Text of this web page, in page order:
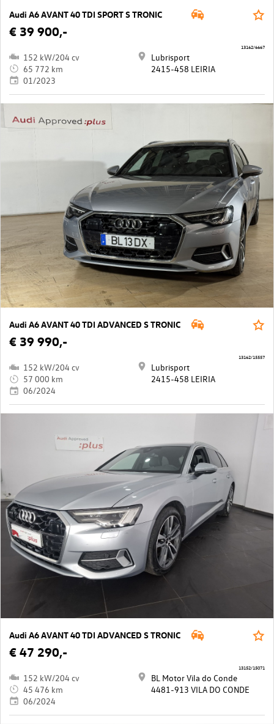
Audi A6 AVANT 40 TDI SPORT S TRONIC
€ 39 900,-
152 kW/204 cv
65 772 km
01/2023
Lubrisport
2415-458 LEIRIA
13162/6667
Audi A6 AVANT 40 TDI ADVANCED S TRONIC
€ 39 990,-
152 kW/204 cv
57 000 km
06/2024
Lubrisport
2415-458 LEIRIA
13162/15557
Audi A6 AVANT 40 TDI ADVANCED S TRONIC
€ 47 290,-
152 kW/204 cv
45 476 km
06/2024
BL Motor Vila do Conde
4481-913 VILA DO CONDE
13152/15071